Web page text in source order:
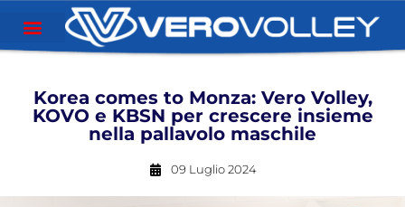
Korea comes to Monza: Vero Volley,
KOVO e KBSN per crescere insieme
nella pallavolo maschile
09 Luglio 2024